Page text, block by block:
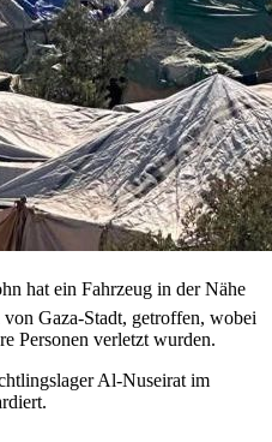
ein Fahrzeug in der Nähe
Gaza-Stadt, getroffen, wobei
Personen verletzt wurden.
Al-Nuseirat im